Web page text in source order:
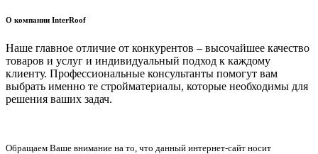
О компании InterRoof
Наше главное отличие от конкурентов – высочайшее качество
товаров и услуг и индивидуальный подход к каждому
клиенту. Профессиональные консультанты помогут вам
выбрать именно те стройматериалы, которые необходимы для
решения ваших задач.
Обращаем Ваше внимание на то, что данный интернет-сайт носит